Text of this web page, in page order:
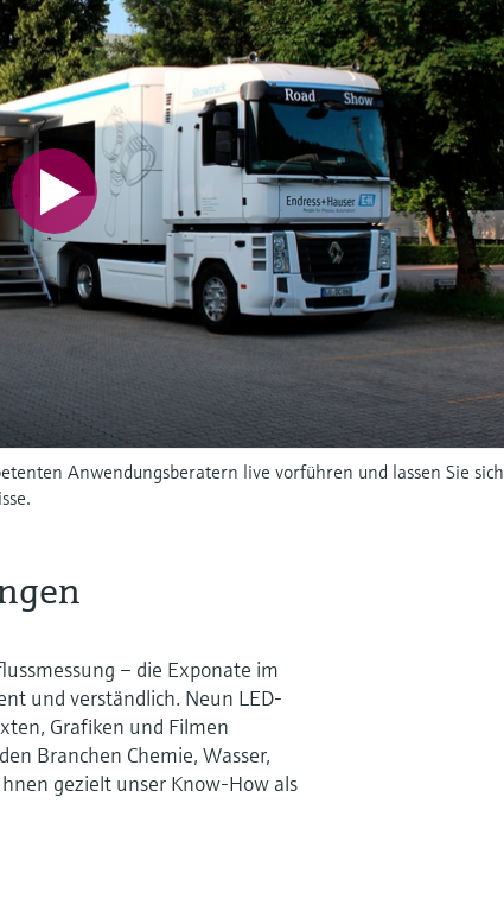
Anwendungsberatern live vorführen und lassen Sie sich
– die Exponate im
und verständlich. Neun LED-
Grafiken und Filmen
Branchen Chemie, Wasser,
gezielt unser Know-How als